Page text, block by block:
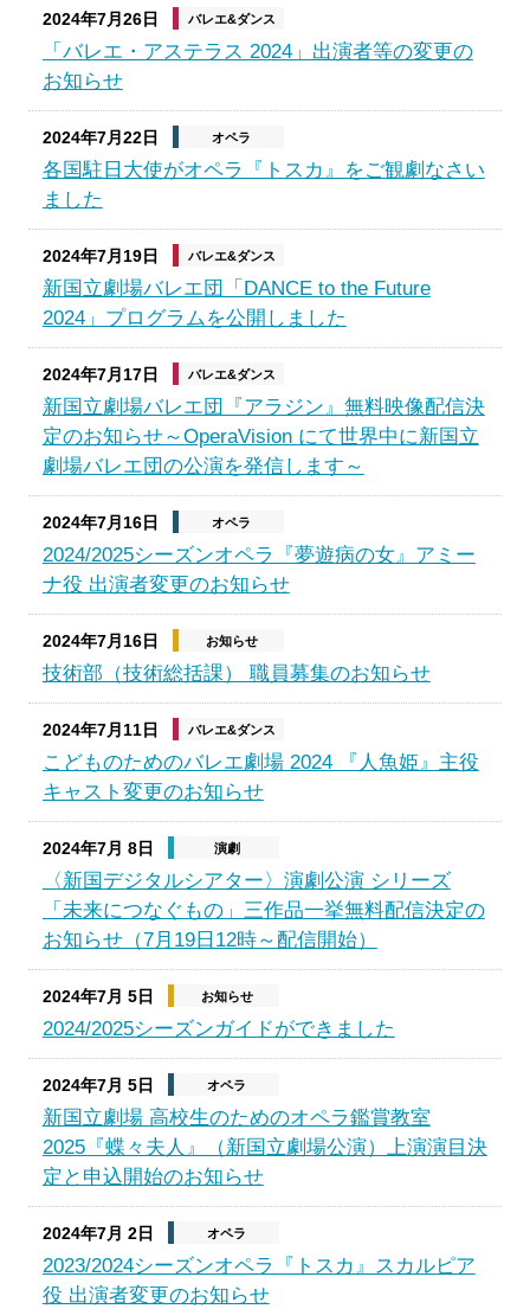
2024年7月26日 バレエ&ダンス
「バレエ・アステラス 2024」出演者等の変更の
お知らせ
2024年7月22日 オペラ
各国駐日大使がオペラ『トスカ』をご観劇なさい
ました
2024年7月19日 バレエ&ダンス
新国立劇場バレエ団「DANCE to the Future
2024」プログラムを公開しました
2024年7月17日 バレエ&ダンス
新国立劇場バレエ団『アラジン』無料映像配信決
定のお知らせ～OperaVision にて世界中に新国立
劇場バレエ団の公演を発信します～
2024年7月16日 オペラ
2024/2025シーズンオペラ『夢遊病の女』アミー
ナ役 出演者変更のお知らせ
2024年7月16日 お知らせ
技術部（技術総括課） 職員募集のお知らせ
2024年7月11日 バレエ&ダンス
こどものためのバレエ劇場 2024 『人魚姫』主役
キャスト変更のお知らせ
2024年7月 8日 演劇
〈新国デジタルシアター〉演劇公演 シリーズ
「未来につなぐもの」三作品一挙無料配信決定の
お知らせ（7月19日12時～配信開始）
2024年7月 5日 お知らせ
2024/2025シーズンガイドができました
2024年7月 5日 オペラ
新国立劇場 高校生のためのオペラ鑑賞教室
2025『蝶々夫人』（新国立劇場公演）上演演目決
定と申込開始のお知らせ
2024年7月 2日 オペラ
2023/2024シーズンオペラ『トスカ』スカルピア
役 出演者変更のお知らせ